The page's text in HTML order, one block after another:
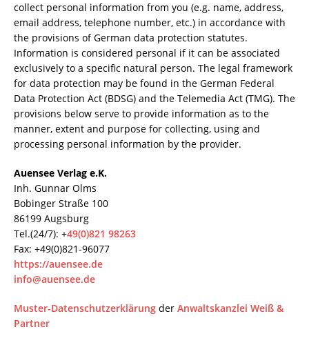
collect personal information from you (e.g. name, address,
email address, telephone number, etc.) in accordance with
the provisions of German data protection statutes.
Information is considered personal if it can be associated
exclusively to a specific natural person. The legal framework
for data protection may be found in the German Federal
Data Protection Act (BDSG) and the Telemedia Act (TMG). The
provisions below serve to provide information as to the
manner, extent and purpose for collecting, using and
processing personal information by the provider.
Auensee Verlag e.K.
Inh. Gunnar Olms
Bobinger Straße 100
86199 Augsburg
Tel.(24/7): +49(0)821 98263
Fax: +49(0)821-96077
https://auensee.de
info@auensee.de
Muster-Datenschutzerklärung der Anwaltskanzlei Weiß &
Partner